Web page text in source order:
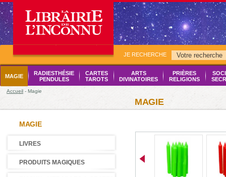
JE RECHERCHE
MAGIE
RADIESTHÉSIE
PENDULES
CARTES
TAROTS
ARTS
DIVINATOIRES
PRIÈRES
RELIGIONS
Accueil - Magie
MAGIE
MAGIE
LIVRES
PRODUITS MAGIQUES